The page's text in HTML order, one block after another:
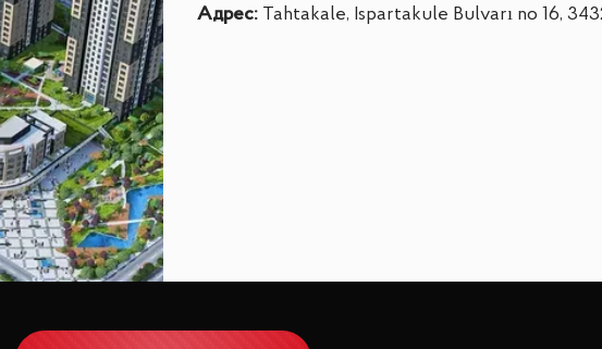
Адрес: Tahtakale, Ispartakule Bulvarı no 16,